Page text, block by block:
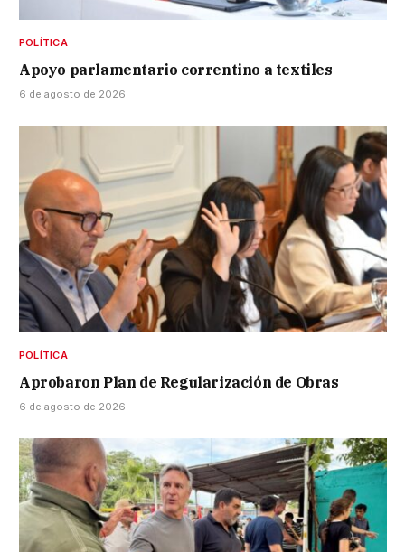
POLÍTICA
Apoyo parlamentario correntino a textiles
6 de agosto de 2026
POLÍTICA
Aprobaron Plan de Regularización de Obras
6 de agosto de 2026